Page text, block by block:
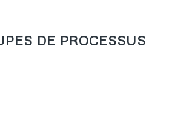
DE PROCESSUS